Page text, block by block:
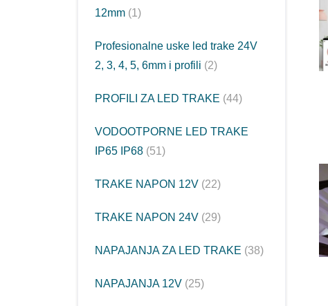
12mm 1
Profesionalne uske led trake 24V
2, 3, 4, 5, 6mm i profili
2
PROFILI ZA LED TRAKE 44
VODOOTPORNE LED TRAKE
IP65 IP68 51
TRAKE NAPON 12V 22
TRAKE NAPON 24V 29
NAPAJANJA ZA LED TRAKE 38
NAPAJANJA 12V 25